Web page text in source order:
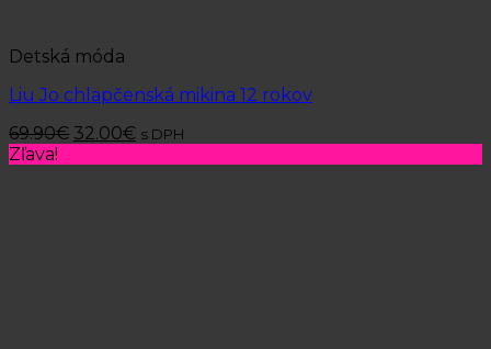
Detská móda
Liu Jo chlapčenská mikina 12 rokov
69.90€ 32.00€ s DPH
Zľava!